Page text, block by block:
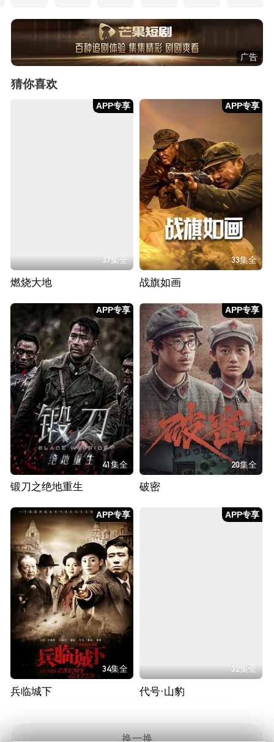
广告
猜你喜欢
APP专享
37集全
燃烧大地
APP专享
33集全
战旗如画
APP专享
41集全
锻刀之绝地重生
APP专享
20集全
破密
APP专享
34集全
兵临城下
APP专享
32集全
代号·山豹
换一换